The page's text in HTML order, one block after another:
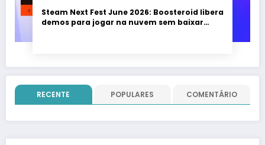
Steam Next Fest June 2026: Boosteroid libera
demos para jogar na nuvem sem baixar
RECENTE POPULARES COMENTÁRIO